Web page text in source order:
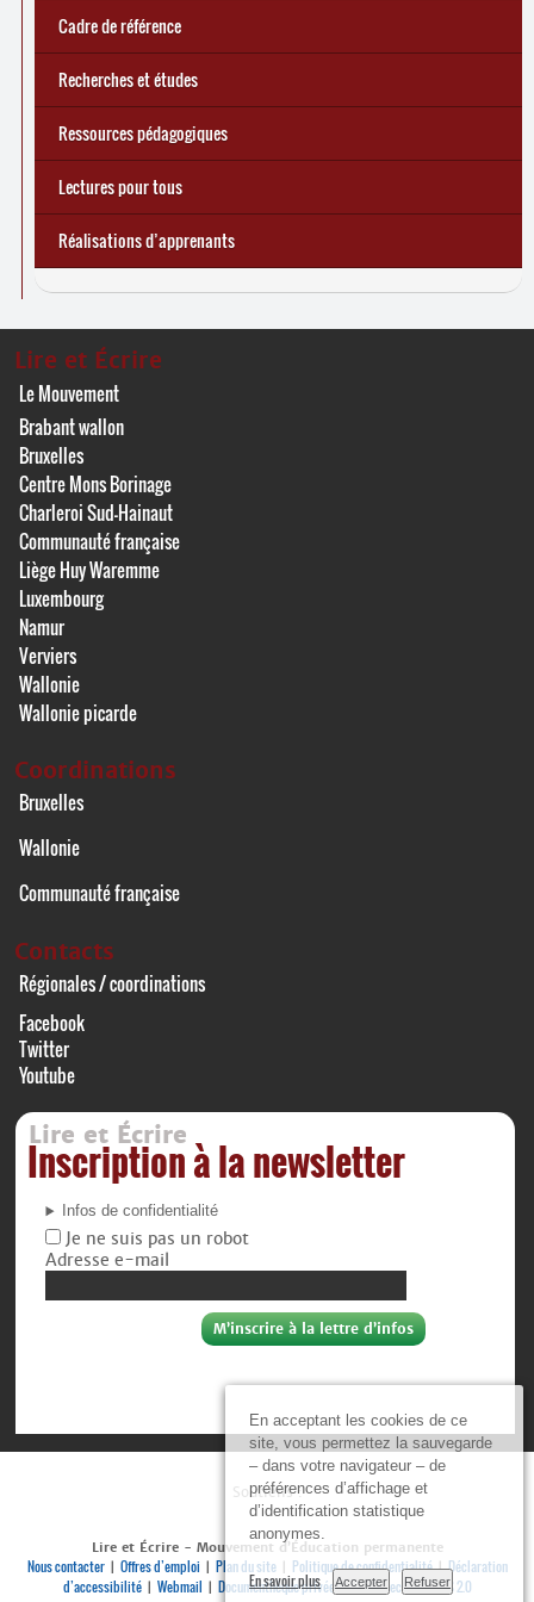
En acceptant les cookies de ce
site, vous permettez la sauvegarde
– dans votre navigateur – de
préférences d’affichage et
d’identification statistique
anonymes.
En savoir plus Accepter Refuser
Cadre de référence
Recherches et études
Ressources pédagogiques
Lectures pour tous
Réalisations d’apprenants
Lire et Écrire
Le Mouvement
Brabant wallon
Bruxelles
Centre Mons Borinage
Charleroi Sud-Hainaut
Communauté française
Liège Huy Waremme
Luxembourg
Namur
Verviers
Wallonie
Wallonie picarde
Coordinations
Bruxelles
Wallonie
Communauté française
Contacts
Régionales / coordinations
Facebook
Twitter
Youtube
Lire et Écrire
Inscription à la newsletter
Infos de confidentialité
Je ne suis pas un robot
Adresse e-mail
Soutiens :
Lire et Écrire - Mouvement d’Éducation permanente
Nous contacter| Offres d’emploi Plan du site| Politique de confidentialité|Déclaration
d’accessibilité| Webmail Documenthèque privée|Se connecter|RSS 2.0